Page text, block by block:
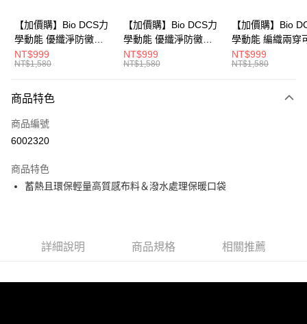
全盈+PAY
ATM付款
宅配
每筆NT$80，滿NT$990(含以上)免運費
付款後門市自取
每筆NT$80，滿NT$699(含以上)免運費
【加價購】Bio DCS力
學動能 優纖淨防黴抑
菌 休閒鞋(女
231624551)
NT$999
NT$1,580
【加價購】Bio DCS力
學動能 優纖淨防黴抑
菌 休閒鞋(女
231624541)
NT$999
NT$1,580
【加價購】Bio
學動能 編織兩穿
式後跟 輕便鞋 運
(女231624441)
NT$999
NT$1,580
商品特色
商品編號
6002320
商品特色
蓄熱且環保輕量高質感布料＆潑水處理保暖口袋
詳細說明 商品規格 相關推薦